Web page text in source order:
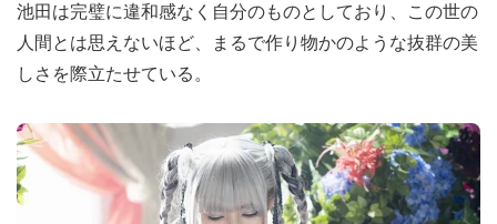
池田は完璧に違和感なく自分のものとしており、この世の
人間とは思えないほど、まるで作り物かのような抜群の美
しさを際立たせている。